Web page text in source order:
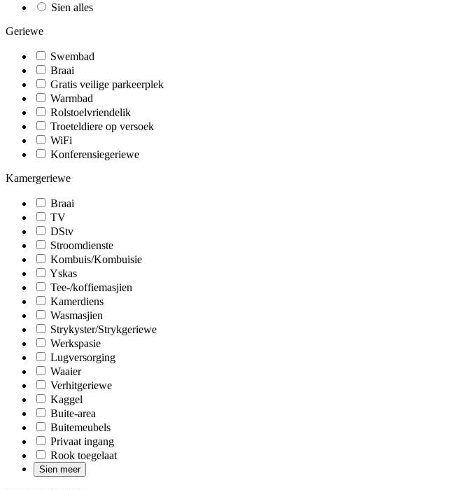
Sien alles
Geriewe
Swembad
Braai
Gratis veilige parkeerplek
Warmbad
Rolstoelvriendelik
Troeteldiere op versoek
WiFi
Konferensiegeriewe
Kamergeriewe
Braai
TV
DStv
Stroomdienste
Kombuis/Kombuisie
Yskas
Tee-/koffiemasjien
Kamerdiens
Wasmasjien
Strykyster/Strykgeriewe
Werkspasie
Lugversorging
Waaier
Verhitgeriewe
Kaggel
Buite-area
Buitemeubels
Privaat ingang
Rook toegelaat
Sien meer